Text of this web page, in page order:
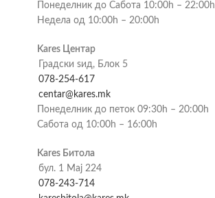
Понеделник до Сабота 10:00h – 22:00h
Недела од 10:00h – 20:00h
Kares Центар
Градски ѕид, Блок 5
078-254-617
centar@kares.mk
Понеделник до петок 09:30h – 20:00h
Сабота од 10:00h – 16:00h
Kares Битола
бул. 1 Мај 224
078-243-714